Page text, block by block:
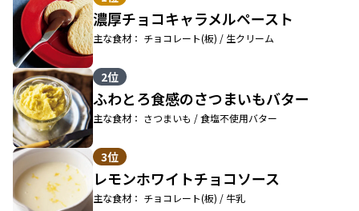
濃厚チョコキャラメルペースト
主な食材： チョコレート(板) / 生クリーム
2位
ふわとろ食感のさつまいもバター
主な食材： さつまいも / 食塩不使用バター
3位
レモンホワイトチョコソース
主な食材： チョコレート(板) / 牛乳